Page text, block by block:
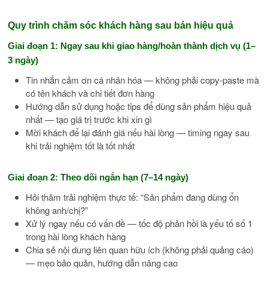
Quy trình chăm sóc khách hàng sau bán hiệu quả
Giai đoạn 1: Ngay sau khi giao hàng/hoàn thành dịch vụ (1–
3 ngày)
Tin nhắn cảm ơn cá nhân hóa — không phải copy-paste mà
có tên khách và chi tiết đơn hàng
Hướng dẫn sử dụng hoặc tips để dùng sản phẩm hiệu quả
nhất — tạo giá trị trước khi xin gì
Mời khách để lại đánh giá nếu hài lòng — timing ngay sau
khi trải nghiệm tốt là tốt nhất
Giai đoạn 2: Theo dõi ngắn hạn (7–14 ngày)
Hỏi thăm trải nghiệm thực tế: “Sản phẩm đang dùng ổn
không anh/chị?”
Xử lý ngay nếu có vấn đề — tốc độ phản hồi là yếu tố số 1
trong hài lòng khách hàng
Chia sẻ nội dung liên quan hữu ích (không phải quảng cáo)
— mẹo bảo quản, hướng dẫn nâng cao